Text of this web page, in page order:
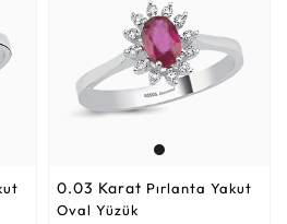
0.03 Karat
Oval Yüzük